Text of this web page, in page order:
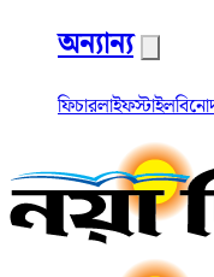
অন্যান্য
ফিচারলাইফস্টাইল